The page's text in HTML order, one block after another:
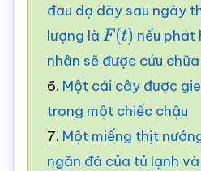
đau dạ dày sau ngày
lượng là F(t) nếu phát
nhân sẽ được cứu chữa
6. Một cái cây được
trong một chiếc chậu
7. Một miếng thịt
ngăn đá của tủ lạnh